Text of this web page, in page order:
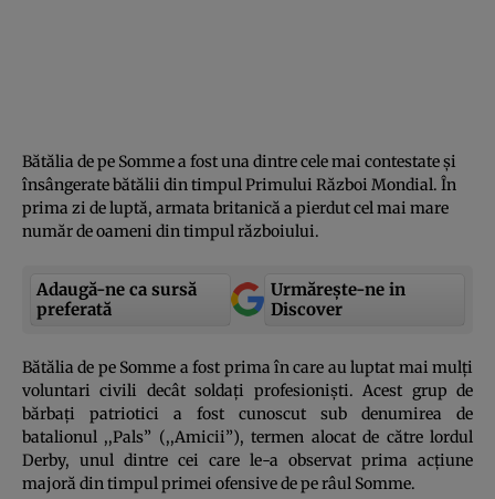
Bătălia de pe Somme a fost una dintre cele mai contestate şi
însângerate bătălii din timpul Primului Război Mondial. În
prima zi de luptă, armata britanică a pierdut cel mai mare
număr de oameni din timpul războiului.
Adaugă-ne ca sursă
preferată
Urmărește-ne in
Discover
Bătălia de pe Somme a fost prima în care au luptat mai mulţi
voluntari civili decât soldaţi profesionişti. Acest grup de
bărbaţi patriotici a fost cunoscut sub denumirea de
batalionul ,,Pals” (,,Amicii”), termen alocat de către lordul
Derby, unul dintre cei care le-a observat prima acţiune
majoră din timpul primei ofensive de pe râul Somme.